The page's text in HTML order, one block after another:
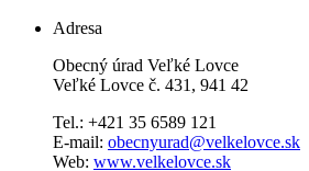
Adresa
Obecný úrad Veľké Lovce
Veľké Lovce č. 431, 941 42
Tel.: +421 35 6589 121
E-mail: obecnyurad@velkelovce.sk
Web: www.velkelovce.sk